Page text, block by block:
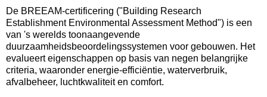
De BREEAM-certificering ("Building Research
Establishment Environmental Assessment Method") is een
van 's werelds toonaangevende
duurzaamheidsbeoordelingssystemen voor gebouwen. Het
evalueert eigenschappen op basis van negen belangrijke
criteria, waaronder energie-efficiëntie, waterverbruik,
afvalbeheer, luchtkwaliteit en comfort.